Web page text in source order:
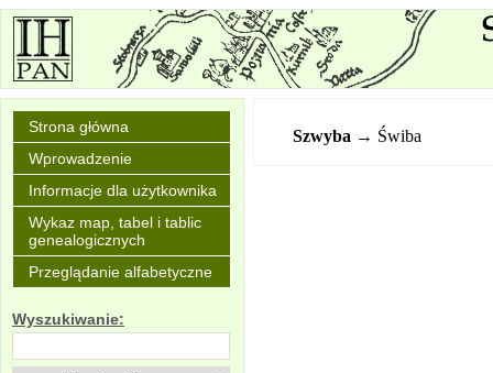
Strona główna
Wprowadzenie
Informacje dla użytkownika
Wykaz map, tabel i tablic
genealogicznych
Przeglądanie alfabetyczne
Wyszukiwanie:
Szwyba → Świba